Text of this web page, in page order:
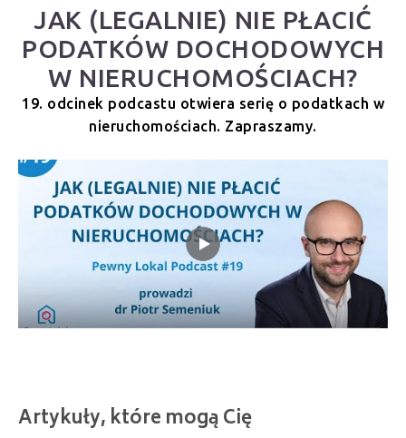
JAK (LEGALNIE) NIE PŁACIĆ
PODATKÓW DOCHODOWYCH
W NIERUCHOMOŚCIACH?
19. odcinek podcastu otwiera serię o podatkach w
nieruchomościach. Zapraszamy.
Artykuły, które mogą Cię